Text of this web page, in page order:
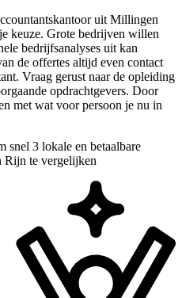
uit Millingen
keuze. Grote bedrijven willen
bedrijfsanalyses uit kan
de offertes altijd even contact
Vraag gerust naar de opleiding
opdrachtgevers. Door
met wat voor persoon je nu in
snel 3 lokale en betaalbare
Rijn te vergelijken